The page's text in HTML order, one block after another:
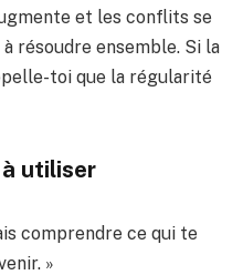
et les conflits se
résoudre ensemble. Si la
toi que la régularité
à utiliser
comprendre ce qui te
»